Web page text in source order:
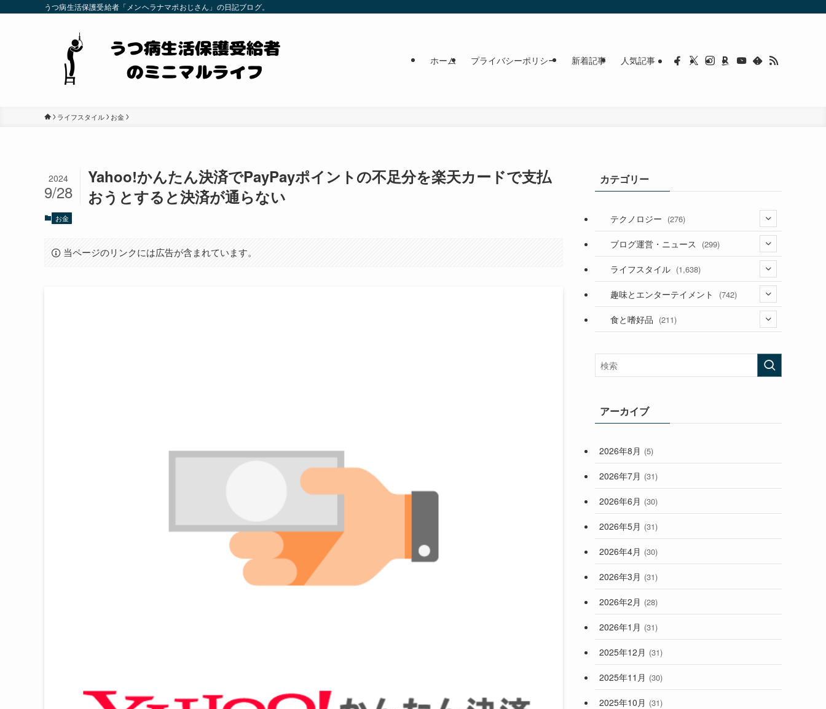
うつ病生活保護受給者「メンヘラナマポおじさん」の日記ブログ。
ホーム プライバシーポリシー 新着記事 人気記事
ライフスタイル お金
Yahoo!かんたん決済でPayPayポイントの不足分を楽天カードで支払
おうとすると決済が通らない
2024
9/28
お金
当ページのリンクには広告が含まれています。
カテゴリー
テクノロジー (276)
(36)
(187)
(53)
ブログ運営・ニュース (299)
(118)
(181)
ライフスタイル (1,638)
(394)
(282)
(33)
(248)
趣味とエンターテイメント (742)
(56)
(472)
食と嗜好品 (211)
アーカイブ
2026年8月 (5)
2026年7月 (31)
2026年6月 (30)
2026年5月 (31)
2026年4月 (30)
2026年3月 (31)
2026年2月 (28)
2026年1月 (31)
2025年12月 (31)
2025年11月 (30)
2025年10月 (31)